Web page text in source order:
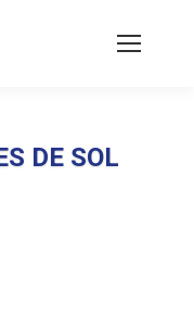
DE SOL